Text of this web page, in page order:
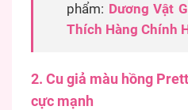
phẩm: Dương Vật
Thích Hàng Chính
2. Cu giả màu hồng
cực mạnh